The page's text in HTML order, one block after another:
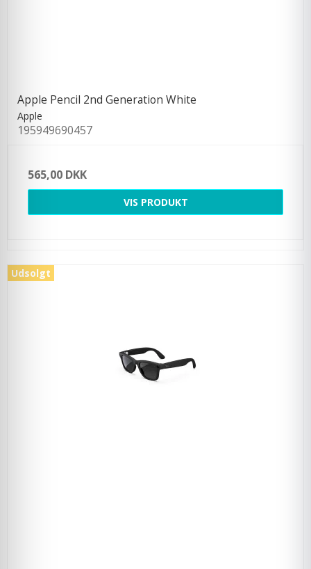
Apple Pencil 2nd Generation White
Apple
195949690457
565,00 DKK
VIS PRODUKT
Udsolgt